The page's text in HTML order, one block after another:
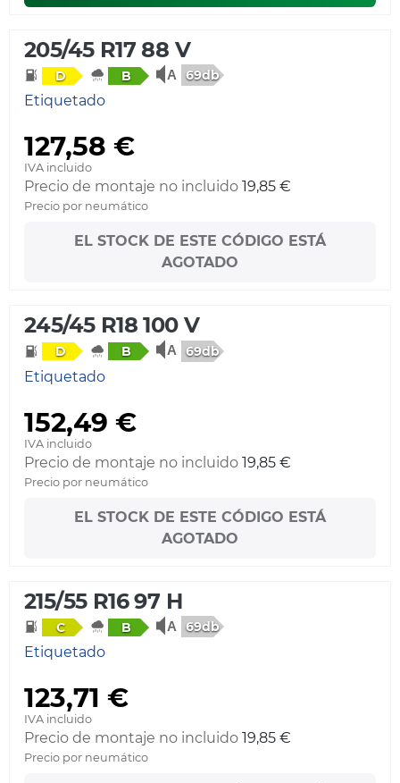
205/45 R17 88 V
D B 69db
Etiquetado
127,58 €
IVA incluido
Precio de montaje no incluido 19,85 €
Precio por neumático
EL STOCK DE ESTE CÓDIGO ESTÁ
AGOTADO
245/45 R18 100 V
D B 69db
Etiquetado
152,49 €
IVA incluido
Precio de montaje no incluido 19,85 €
Precio por neumático
EL STOCK DE ESTE CÓDIGO ESTÁ
AGOTADO
215/55 R16 97 H
C B 69db
Etiquetado
123,71 €
IVA incluido
Precio de montaje no incluido 19,85 €
Precio por neumático